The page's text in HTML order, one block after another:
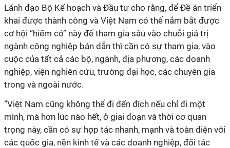
Lãnh đạo Bộ Kế hoạch và Đầu tư cho rằng, để Đề án triển
khai được thành công và Việt Nam có thể nắm bắt được
cơ hội “hiếm có” này để tham gia sâu vào chuỗi giá trị
ngành công nghiệp bán dẫn thì cần có sự tham gia, vào
cuộc của tất cả các bộ, ngành, địa phương, các doanh
nghiệp, viện nghiên cứu, trường đại học, các chuyên gia
trong và ngoài nước.
“Việt Nam cũng không thể đi đến đích nếu chỉ đi một
mình, mà hơn lúc nào hết, ở giai đoạn và thời cơ quan
trọng này, cần có sự hợp tác nhanh, mạnh và toàn diện với
các quốc gia, nền kinh tế và các doanh nghiệp, đối tác